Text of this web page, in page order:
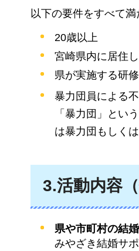
以下の要件をすべて
20歳以上
宮崎県内に居住
県が実施する研
暴力団員による
「暴力団」とい
は暴力団もしく
3.活動内容（
県や市町村の結
みやざき結婚サ